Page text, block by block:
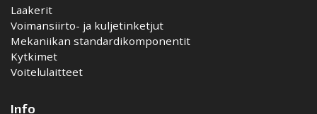
Laakerit
Voimansiirto- ja kuljetinketjut
Mekaniikan standardikomponentit
Kytkimet
Voitelulaitteet
Info